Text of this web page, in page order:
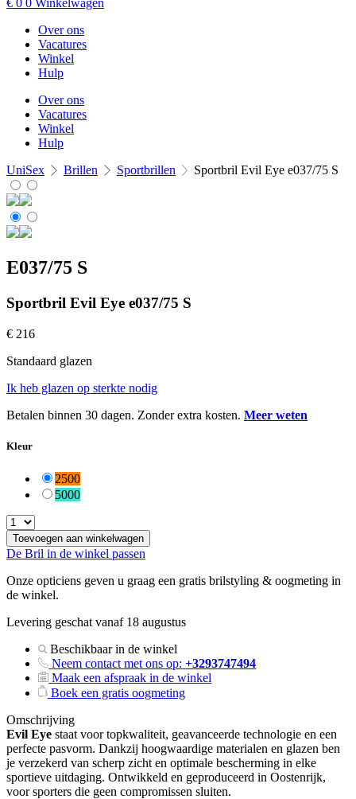
€ 0 0 Winkelwagen
Over ons
Vacatures
Winkel
Hulp
Over ons
Vacatures
Winkel
Hulp
UniSex
Brillen Sportbrillen Sportbril Evil Eye e037/75 S
E037/75 S
Sportbril Evil Eye e037/75 S
€ 216
Standaard glazen
Ik heb glazen op sterkte nodig
Betalen binnen 30 dagen. Zonder extra kosten. Meer weten
Kleur
2500
5000
Kleur
Toevoegen aan winkelwagen
De Bril in de winkel passen
Onze opticiens geven u graag een gratis brilstyling & oogmeting in
de winkel.
Levering geschat vanaf 18 augustus
Beschikbaar in de winkel
Neem contact met ons op:+3293747494
Maak een afspraak in de winkel
Boek een gratis oogmeting
Omschrijving
Evil Eye staat voor topkwaliteit, geavanceerde technologie en een
perfecte pasvorm. Dankzij hoogwaardige materialen en glazen ben
je verzekerd van scherp zicht en optimale bescherming in elke
sportieve uitdaging. Ontwikkeld en geproduceerd in Oostenrijk,
voor sporters die geen compromissen sluiten.